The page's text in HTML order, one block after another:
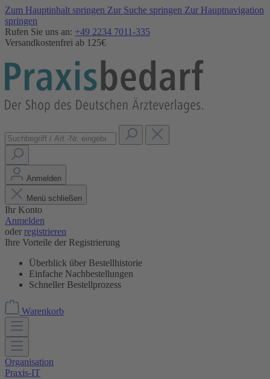
Zum Hauptinhalt springen Zur Suche springen Zur Hauptnavigation
springen
Rufen Sie uns an: +49 2234 7011-335
Versandkostenfrei ab 125€
Anmelden
Menü schließen
Ihr Konto
Anmelden
oder registrieren
Ihre Vorteile der Registrierung
Überblick über Bestellhistorie
Einfache Nachbestellungen
Schneller Bestellprozess
Warenkorb
Organisation
Praxis-IT